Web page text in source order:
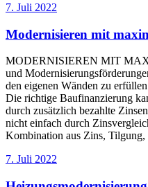
7. Juli 2022
Modernisieren mit
MODERNISIEREN MIT
und
den eigenen Wänden zu
Die richtige Baufinanzierung
durch zusätzlich bezahlte
nicht einfach durch
Kombination aus Zins,
7. Juli 2022